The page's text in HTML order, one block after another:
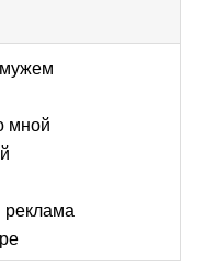
мной
реклама